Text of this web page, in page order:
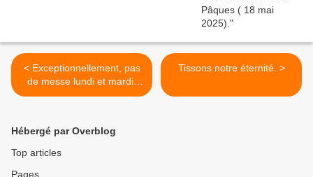
< Exceptionnellement, pas
de messe lundi et mardi.
Samedi soir, la messe
Tissons notre éternité. >
Hébergé par Overblog
Top articles
Pages